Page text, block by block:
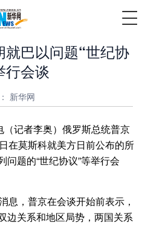
巴以问题“世纪协
行会谈
新华网
记者李奥）俄罗斯总统普京
在莫斯科就美方日前公布的所
题的“世纪协议”等举行会
，普京在会谈开始前表示，
边关系和地区局势，两国关系